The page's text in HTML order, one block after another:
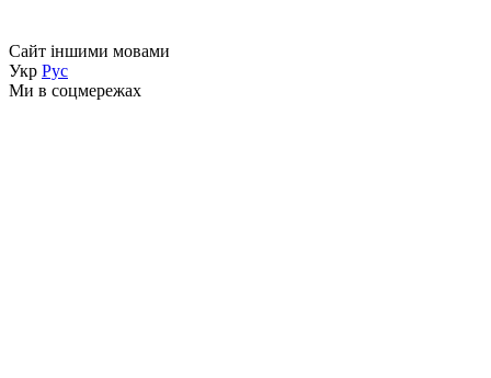
Сайт іншими мовами
Укр Рус
Ми в соцмережах